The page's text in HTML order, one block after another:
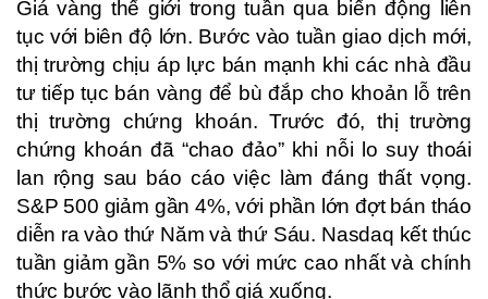
Giá vàng thế giới trong tuần qua biến động liên
tục với biên độ lớn. Bước vào tuần giao dịch mới,
thị trường chịu áp lực bán mạnh khi các nhà đầu
tư tiếp tục bán vàng để bù đắp cho khoản lỗ trên
thị trường chứng khoán. Trước đó, thị trường
chứng khoán đã “chao đảo” khi nỗi lo suy thoái
lan rộng sau báo cáo việc làm đáng thất vọng.
S&P 500 giảm gần 4%, với phần lớn đợt bán tháo
diễn ra vào thứ Năm và thứ Sáu. Nasdaq kết thúc
tuần giảm gần 5% so với mức cao nhất và chính
thức bước vào lãnh thổ giá xuống.